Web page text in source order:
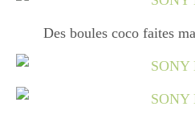
Recettes
Des boules coco faites